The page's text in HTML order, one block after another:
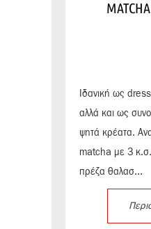
Ιδανική ως
αλλά και ως
ψητά κρέατα.
matcha με 3 κ.σ.
πρέζα θαλασ...